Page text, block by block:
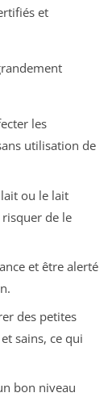
et
les
utilisation de
ou le lait
de le
et être alerté
des petites
sains, ce qui
bon niveau